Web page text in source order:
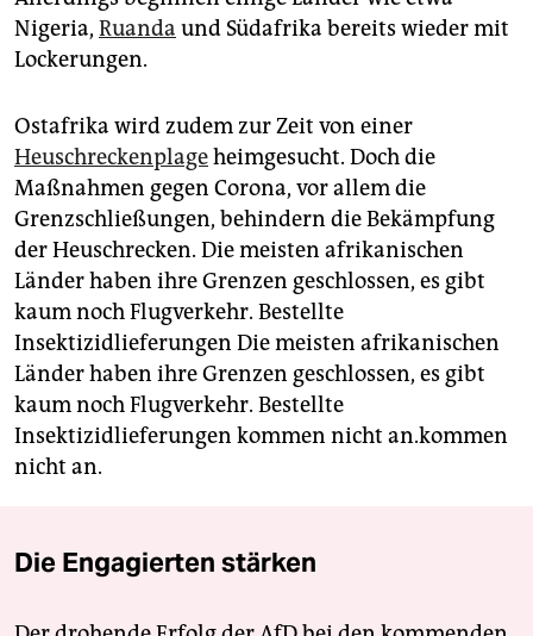
Nigeria, Ruanda und Südafrika bereits wieder mit
Lockerungen.
Ostafrika wird zudem zur Zeit von einer
Heuschreckenplageheimgesucht. Doch die
Maßnahmen gegen Corona, vor allem die
Grenzschließungen, behindern die Bekämpfung
der Heuschrecken. Die meisten afrikanischen
Länder haben ihre Grenzen geschlossen, es gibt
kaum noch Flugverkehr. Bestellte
Insektizidlieferungen Die meisten afrikanischen
Länder haben ihre Grenzen geschlossen, es gibt
kaum noch Flugverkehr. Bestellte
Insektizidlieferungen kommen nicht an.kommen
nicht an.
Die Engagierten stärken